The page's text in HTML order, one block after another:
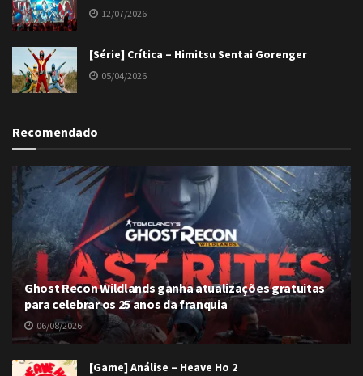
12/07/2026
[Série] Crítica – Himitsu Sentai Gorenger
05/04/2026
Recomendado
Ghost Recon Wildlands ganha atualizações gratuitas
para celebrar os 25 anos da franquia
06/08/2026
[Game] Análise – Heave Ho 2